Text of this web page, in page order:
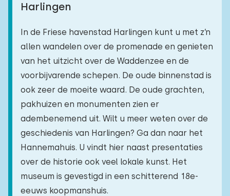
Harlingen
In de Friese havenstad Harlingen kunt u met z’n
allen wandelen over de promenade en genieten
van het uitzicht over de Waddenzee en de
voorbijvarende schepen. De oude binnenstad is
ook zeer de moeite waard. De oude grachten,
pakhuizen en monumenten zien er
adembenemend uit. Wilt u meer weten over de
geschiedenis van Harlingen? Ga dan naar het
Hannemahuis. U vindt hier naast presentaties
over de historie ook veel lokale kunst. Het
museum is gevestigd in een schitterend 18e-
eeuws koopmanshuis.